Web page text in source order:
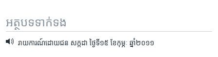
អត្ថបទ​ទាក់ទង
រាយការណ៍ដោយជន សក្កដា ថ្ងៃទី១៥ ខែកុម្ភៈ​ ឆ្នាំ២០១១